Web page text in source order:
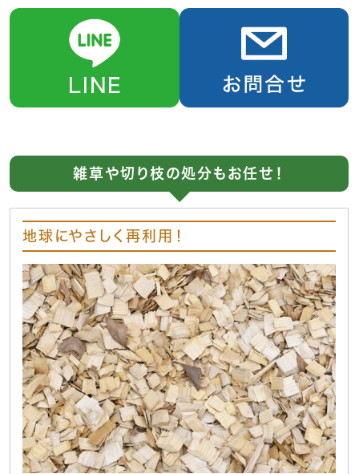
雑草や切り枝の処分もお任せ！
地球にやさしく再利用！